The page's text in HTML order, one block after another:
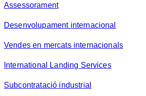
Assessorament
Desenvolupament internacional
Vendes en mercats internacionals
International Landing Services
Subcontratació industrial